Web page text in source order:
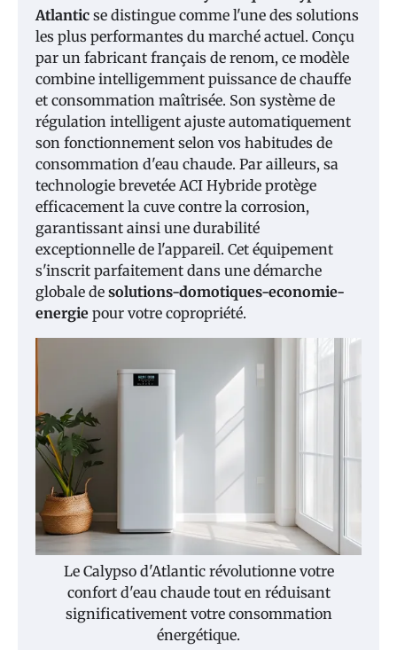
Atlantic se distingue comme l'une des solutions
les plus performantes du marché actuel. Conçu
par un fabricant français de renom, ce modèle
combine intelligemment puissance de chauffe
et consommation maîtrisée. Son système de
régulation intelligent ajuste automatiquement
son fonctionnement selon vos habitudes de
consommation d'eau chaude. Par ailleurs, sa
technologie brevetée ACI Hybride protège
efficacement la cuve contre la corrosion,
garantissant ainsi une durabilité
exceptionnelle de l'appareil. Cet équipement
s'inscrit parfaitement dans une démarche
globale de solutions-domotiques-economie-
energie pour votre copropriété.
Le Calypso d'Atlantic révolutionne votre
confort d'eau chaude tout en réduisant
significativement votre consommation
énergétique.